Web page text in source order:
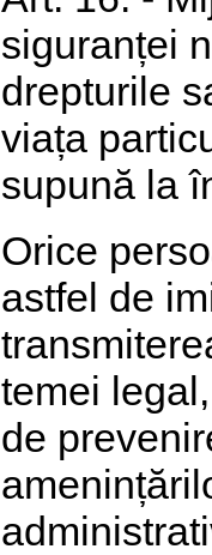
siguranței
drepturile
viața
supună la
Orice
astfel de
temei
de